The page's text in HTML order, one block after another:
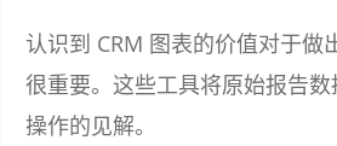
认识到 CRM 图表的价值对于做
很重要。这些工具将原始报告
操作的见解。